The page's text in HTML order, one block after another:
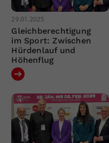
29.01.2025
Gleichberechtigung
im Sport: Zwischen
Hürdenlauf und
Höhenflug